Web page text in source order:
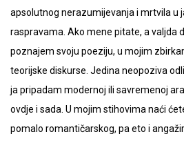
apsolutnog nerazumijevanja i mrtvila u
raspravama. Ako mene pitate, a valjda
poznajem svoju poeziju, u mojim
teorijske diskurse. Jedina neopoziva
ja pripadam modernoj ili savremenoj
ovdje i sada. U mojim stihovima naći
pomalo romantičarskog, pa eto i